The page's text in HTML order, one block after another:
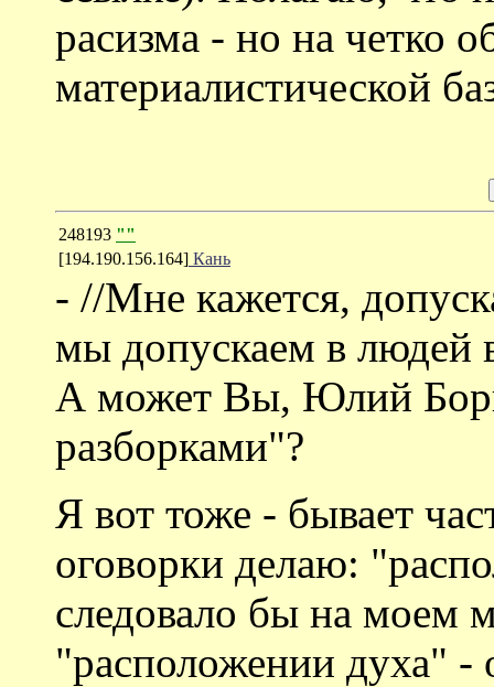
расизма - но на четко
материалистической
248193 ""
[194.190.156.164] Кань
- //Мне кажется,
мы допускаем в людей
А может Вы, Юлий
разборками"?
Я вот тоже - бывает
оговорки делаю:
следовало бы на моем
"расположении духа" -